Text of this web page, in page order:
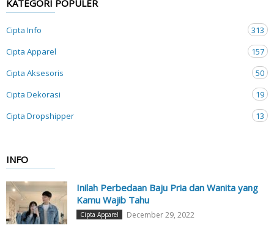
KATEGORI POPULER
Cipta Info
313
Cipta Apparel
157
Cipta Aksesoris
50
Cipta Dekorasi
19
Cipta Dropshipper
13
INFO
Inilah Perbedaan Baju Pria dan Wanita yang
Kamu Wajib Tahu
Cipta Apparel December 29, 2022